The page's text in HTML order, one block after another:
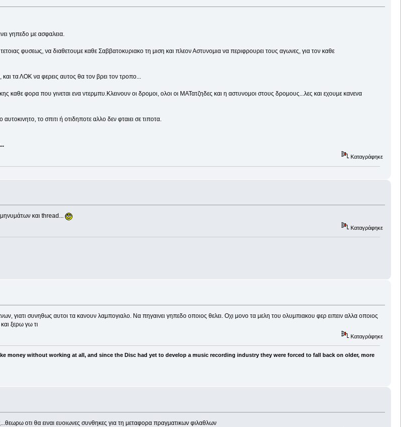
γηπεδο με ασφαλεια.
φυσεως, να διαθετουμε καθε Σαββατοκυριακο τη μιση και πλεον Αστυνομια να περιφρουρει τους αγωνες, για τον καθε
τα ΛΟΚ να φερεις αυτος θα τον βρει τον τροπο...
καθε φορα που γινεται ενα ντερμπυ.Κλεινουν οι δρομοι, ολοι οι ΜΑΤατζηδες και η αστυνομοι στους δρομους...λες και εχουμε κανενα
το σπιτι ή οτιδηποτε αλλο δεν φταιει σε τιποτα.
Καταγράφηκε
και thread...
Καταγράφηκε
γιατι συνηθως αυτοι τα κανουν λαμπογιαλο. Να πηγαινει γηπεδο οποιος θελει. Οχι μονο τα μελη του ολυμπιακου φερ ειπειν αλλα οποιος
ξερω γω τι
Καταγράφηκε
money without working at all, and since the Disc had yet to develop a music recording industry they were forced to fall back on older, more
οτι θα ειναι ευοιωνες συνθηκες για τη μεταφορα πραγματικων φιλαθλων